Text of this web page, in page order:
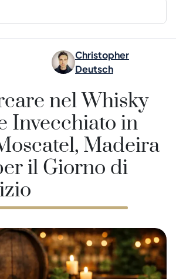
Christopher
Deutsch
nel Whisky
Invecchiato in
Madeira
il Giorno di